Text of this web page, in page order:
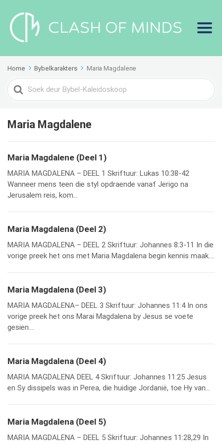
Home Bybelkarakters Maria Magdalene
Search
For
Maria Magdalene
Maria Magdalene (Deel 1)
MARIA MAGDALENA – DEEL 1 Skriftuur: Lukas 10:38-42
Wanneer mens teen die styl opdraende vanaf Jerigo na
Jerusalem reis, kom...
Maria Magdalena (Deel 2)
MARIA MAGDALENA – DEEL 2 Skriftuur: Johannes 8:3-11 In die
vorige preek het ons met Maria Magdalena begin kennis maak....
Maria Magdalena (Deel 3)
MARIA MAGDALENA– DEEL 3 Skriftuur: Johannes 11:4 In ons
vorige preek het ons Marai Magdalena by Jesus se voete
gesien....
Maria Magdalena (Deel 4)
MARIA MAGDALENA DEEL 4 Skriftuur: Johannes 11:25 Jesus
en Sy dissipels was in Perea, die huidige Jordanië, toe Hy van...
Maria Magdalena (Deel 5)
MARIA MAGDALENA – DEEL 5 Skriftuur: Johannes 11:28,29 In